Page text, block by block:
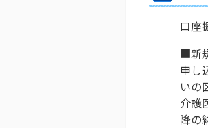
口座
■新
申し
いの
介護
降の